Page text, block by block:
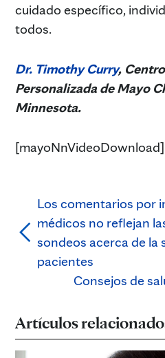
cuidado específico,
todos.
Dr. Timothy Curry,
Personalizada de Mayo
Minnesota.
[mayoNnVideoDownload]
Los comentarios por
médicos no reflejan
sondeos acerca de la
pacientes
Consejos de
Artículos